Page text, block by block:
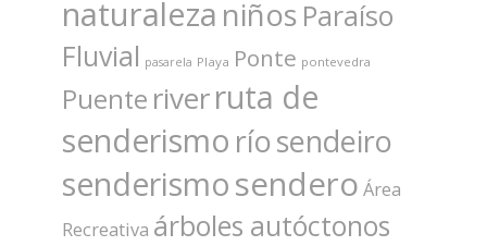
naturaleza niños Paraíso
Fluvial pasarela Playa Ponte pontevedra
Puente riverruta de
senderismo ríosendeiro
senderismosendero Área
Recreativa árboles autóctonos